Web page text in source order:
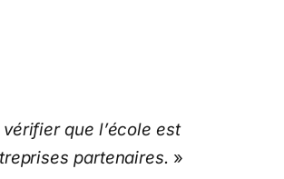
que l’école est
partenaires. »